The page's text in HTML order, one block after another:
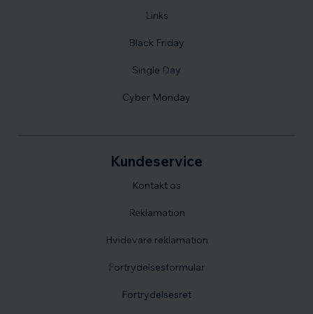
Kundeservice
Kontakt os
Reklamation
Hvidevare reklamation
Fortrydelsesformular
Fortrydelsesret
Links
Black Friday
Single Day
Cyber Monday